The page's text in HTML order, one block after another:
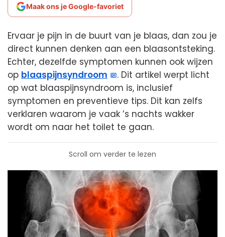
Maak ons je Google-favoriet
Ervaar je pijn in de buurt van je blaas, dan zou je
direct kunnen denken aan een blaasontsteking.
Echter, dezelfde symptomen kunnen ook wijzen
op blaaspijnsyndroom
. Dit artikel werpt licht
op wat blaaspijnsyndroom is, inclusief
symptomen en preventieve tips. Dit kan zelfs
verklaren waarom je vaak ’s nachts wakker
wordt om naar het toilet te gaan.
Scroll om verder te lezen